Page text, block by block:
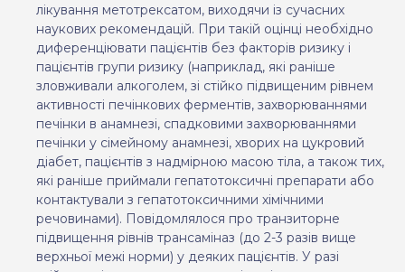
лікування метотрексатом, виходячи із сучасних
наукових рекомендацій. При такій оцінці необхідно
диференціювати пацієнтів без факторів ризику і
пацієнтів групи ризику (наприклад, які раніше
зловживали алкоголем, зі стійко підвищеним рівнем
активності печінкових ферментів, захворюваннями
печінки в анамнезі, спадковими захворюваннями
печінки у сімейному анамнезі, хворих на цукровий
діабет, пацієнтів з надмірною масою тіла, а також тих,
які раніше приймали гепатотоксичні препарати або
контактували з гепатотоксичними хімічними
речовинами). Повідомлялося про транзиторне
підвищення рівнів трансаміназ (до 2-3 разів вище
верхньої межі норми) у деяких пацієнтів. У разі